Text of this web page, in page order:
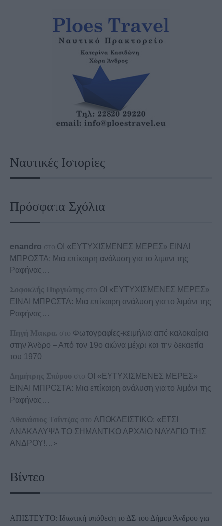
Ναυτικές Ιστορίες
Πρόσφατα Σχόλια
enandro στο ΟΙ «ΕΥΤΥΧΙΣΜΕΝΕΣ ΜΕΡΕΣ» ΕΙΝΑΙ
ΜΠΡΟΣΤΑ: Μια επίκαιρη ανάλυση για το λιμάνι της
Ραφήνας…
Σοφοκλής Πυργιώτης στο ΟΙ «ΕΥΤΥΧΙΣΜΕΝΕΣ ΜΕΡΕΣ»
ΕΙΝΑΙ ΜΠΡΟΣΤΑ: Μια επίκαιρη ανάλυση για το λιμάνι της
Ραφήνας…
Πηγή Μακρα. στο Φωτογραφίες-κειμήλια από καλοκαίρια
στην Άνδρο – Από τον 19ο αιώνα μέχρι και την δεκαετία
του 1970
Δημήτρης Σπύρου στο ΟΙ «ΕΥΤΥΧΙΣΜΕΝΕΣ ΜΕΡΕΣ»
ΕΙΝΑΙ ΜΠΡΟΣΤΑ: Μια επίκαιρη ανάλυση για το λιμάνι της
Ραφήνας…
Αθανάσιος Τσίντζας στο ΑΠΟΚΛΕΙΣΤΙΚΟ: «ΕΤΣΙ
ΑΝΑΚΑΛΥΨΑ ΤΟ ΣΗΜΑΝΤΙΚΟ ΑΡΧΑΙΟ ΝΑΥΑΓΙΟ ΤΗΣ
ΑΝΔΡΟΥ!…»
Βίντεο
ΑΠΙΣΤΕΥΤΟ: Ιδιωτική υπόθεση το ΔΣ του Δήμου Άνδρου για